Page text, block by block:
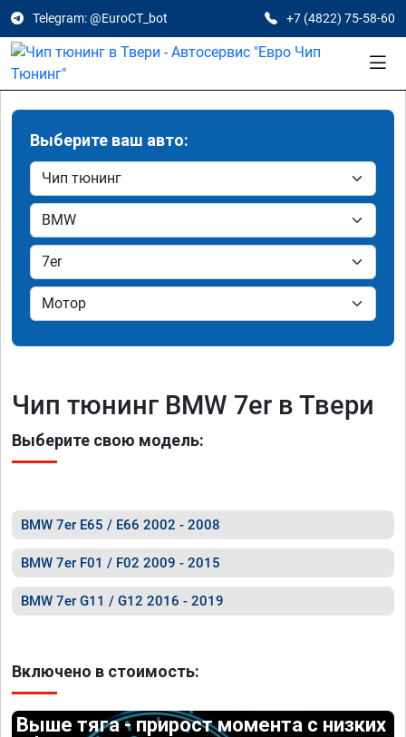
Telegram: @EuroCT_bot +7 (4822) 75-58-60
Выберите ваш авто:
Чип тюнинг BMW 7er в Твери
Выберите свою модель:
BMW 7er E65 / E66 2002 - 2008
BMW 7er F01 / F02 2009 - 2015
BMW 7er G11 / G12 2016 - 2019
Включено в стоимость:
Выше тяга - прирост момента с низких